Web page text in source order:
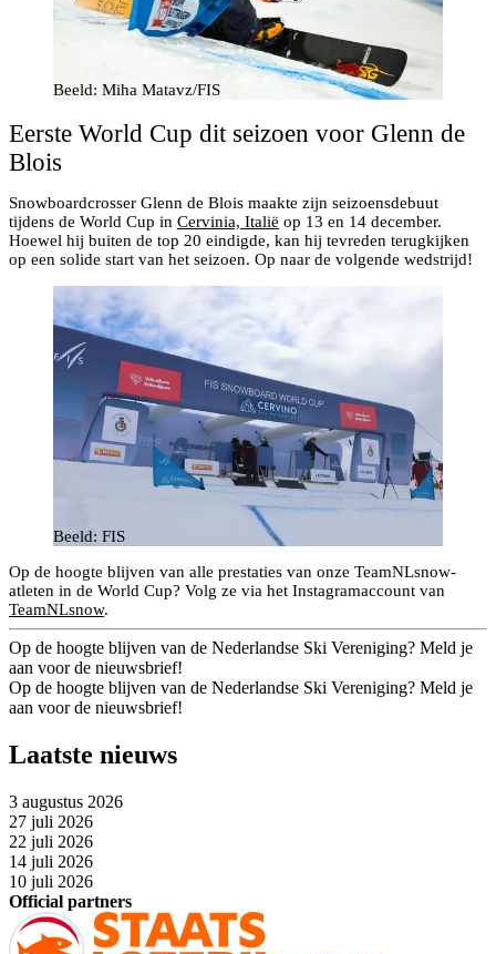
Beeld: Miha Matavz/FIS
Eerste World Cup dit seizoen voor Glenn de
Blois
Snowboardcrosser Glenn de Blois maakte zijn seizoensdebuut
tijdens de World Cup in Cervinia, Italië op 13 en 14 december.
Hoewel hij buiten de top 20 eindigde, kan hij tevreden terugkijken
op een solide start van het seizoen. Op naar de volgende wedstrijd!
Beeld: FIS
Op de hoogte blijven van alle prestaties van onze TeamNLsnow-
atleten in de World Cup? Volg ze via het Instagramaccount van
TeamNLsnow.
Op de hoogte blijven van de Nederlandse Ski Vereniging? Meld je
aan voor de nieuwsbrief!
Op de hoogte blijven van de Nederlandse Ski Vereniging? Meld je
aan voor de nieuwsbrief!
Laatste nieuws
3 augustus 2026
27 juli 2026
22 juli 2026
14 juli 2026
10 juli 2026
Official partners